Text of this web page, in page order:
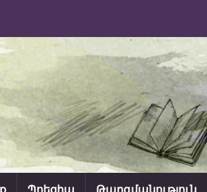
Պոեզիա Թարգմանություն